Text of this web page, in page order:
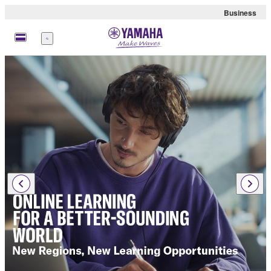
Business
Menü